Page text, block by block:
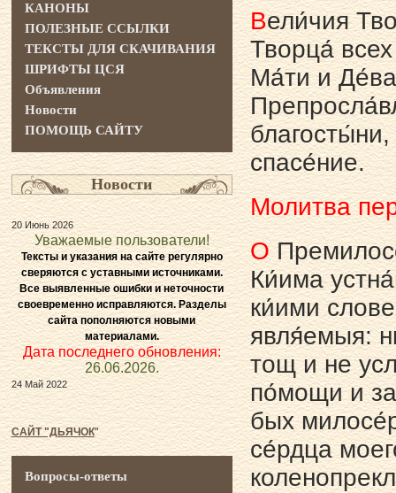
Вели́чия
Творца́
Ма́ти и
спасе́ние.
Молитва
О
Ки́има
ки́ими
явля́емыя:
тощ и не
по́мощи и
бых
се́рдца
КАНОНЫ
ПОЛЕЗНЫЕ ССЫЛКИ
ТЕКСТЫ ДЛЯ СКАЧИВАНИЯ
ШРИФТЫ ЦСЯ
Объявления
Новости
ПОМОЩЬ САЙТУ
Новости
20 Июнь 2026
Уважаемые пользователи!
Тексты и указания на сайте регулярно
сверяются с уставными источниками.
Все выявленные ошибки и неточности
своевременно исправляются. Разделы
сайта пополняются новыми
материалами.
Дата последнего обновления:
26.06.2026.
24 Май 2022
САЙТ "ДЬЯЧОК"
Вопросы-ответы